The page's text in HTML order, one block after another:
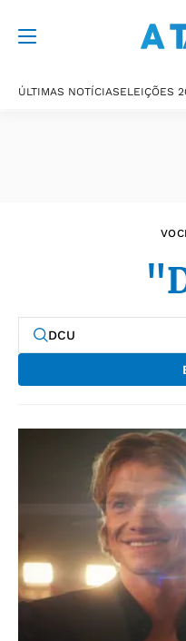
ÚLTIMAS NOTÍCIASELEIÇÕES